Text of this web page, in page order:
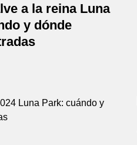
a la reina Luna
y dónde